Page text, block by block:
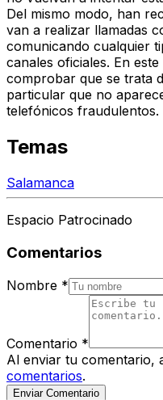
Del mismo modo, han
van a realizar llamadas
comunicando cualquier
canales oficiales. En
comprobar que se trata
particular que no
telefónicos fraudulentos.
Temas
Salamanca
Espacio Patrocinado
Comentarios
Nombre *
Comentario *
Al enviar tu comentario,
comentarios.
Enviar Comentario